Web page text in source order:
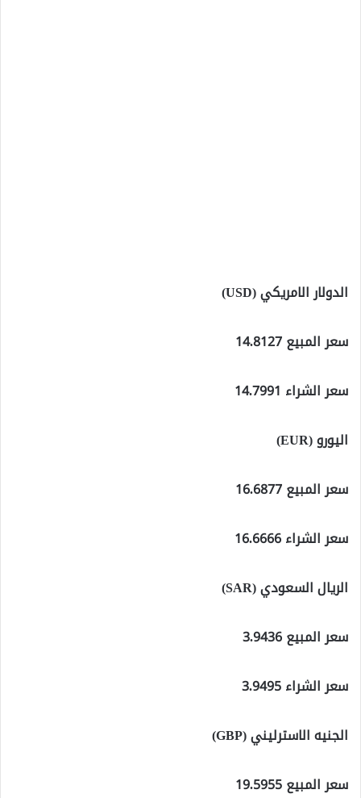
الدولار الامريكي (USD)
سعر المبيع 14.8127
سعر الشراء 14.7991
اليورو (EUR)
سعر المبيع 16.6877
سعر الشراء 16.6666
الريال السعودي (SAR)
سعر المبيع 3.9436
سعر الشراء 3.9495
الجنيه الاسترليني (GBP)
سعر المبيع 19.5955